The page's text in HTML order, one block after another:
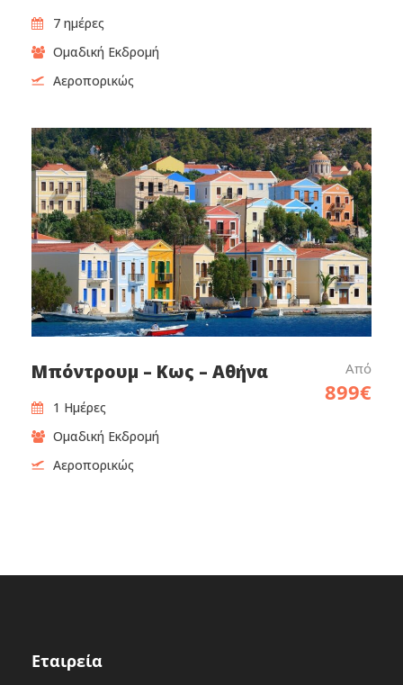
7 ημέρες
Ομαδική Εκδρομή
Αεροπορικώς
Μπόντρουµ – Κως – Αθήνα Από
899€
1 Ημέρες
Ομαδική Εκδρομή
Αεροπορικώς
Εταιρεία